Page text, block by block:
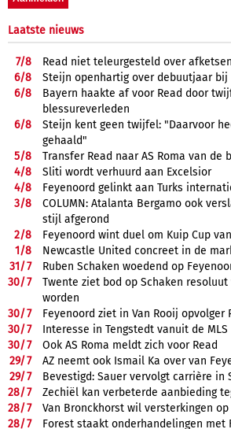
Laatste nieuws
7/8
Read niet teleurgesteld over
6/8
Steijn openhartig over debuutjaar bij
6/8
Bayern haakte af voor Read door
blessureverleden
6/8
Steijn kent geen twijfel: "Daarvoor
gehaald"
5/8
Transfer Read naar AS Roma van de
4/8
Sliti wordt verhuurd aan Excelsior
4/8
Feyenoord gelinkt aan Turks
3/8
COLUMN: Atalanta Bergamo ook
stijl afgerond
2/8
Feyenoord wint duel om Kuip Cup
1/8
Newcastle United concreet in de
31/7
Ruben Schaken woedend op
30/7
Twente ziet bod op Schaken
worden
30/7
Feyenoord ziet in Van Rooij opvolger
30/7
Interesse in Tengstedt vanuit de MLS
30/7
Ook AS Roma meldt zich voor Read
29/7
AZ neemt ook Ismail Ka over van
29/7
Bevestigd: Sauer vervolgt carrière in
28/7
Zechiël kan verbeterde aanbieding
28/7
Van Bronckhorst wil versterkingen
28/7 Forest staakt onderhandelingen met